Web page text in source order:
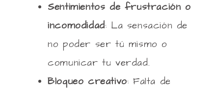
Sentimientos de frustración o
incomodidad: La sensación de
no poder ser tú mismo o
comunicar tu verdad.
Bloqueo creativo: Falta de